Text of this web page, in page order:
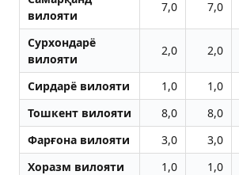
вилояти
7,0 7,0
Сурхондарё
вилояти
2,0 2,0
Сирдарё вилояти 1,0 1,0
Тошкент вилояти
8,0 8,0
Фарғона вилояти
3,0 3,0
Хоразм вилояти
1,0 1,0